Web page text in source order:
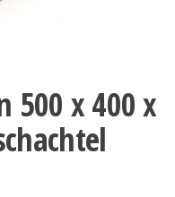
500 x 400 x